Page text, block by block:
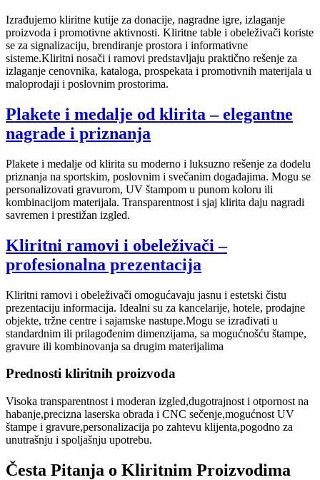
Izrađujemo kliritne kutije za donacije, nagradne igre, izlaganje
proizvoda i promotivne aktivnosti. Kliritne table i obeleživači koriste
se za signalizaciju, brendiranje prostora i informativne
sisteme.Kliritni nosači i ramovi predstavljaju praktično rešenje za
izlaganje cenovnika, kataloga, prospekata i promotivnih materijala u
maloprodaji i poslovnim prostorima.
Plakete i medalje od klirita – elegantne
nagrade i priznanja
Plakete i medalje od klirita su moderno i luksuzno rešenje za dodelu
priznanja na sportskim, poslovnim i svečanim događajima. Mogu se
personalizovati gravurom, UV štampom u punom koloru ili
kombinacijom materijala. Transparentnost i sjaj klirita daju nagradi
savremen i prestižan izgled.
Kliritni ramovi i obeleživači –
profesionalna prezentacija
Kliritni ramovi i obeleživači omogućavaju jasnu i estetski čistu
prezentaciju informacija. Idealni su za kancelarije, hotele, prodajne
objekte, tržne centre i sajamske nastupe.Mogu se izrađivati u
standardnim ili prilagođenim dimenzijama, sa mogućnošću štampe,
gravure ili kombinovanja sa drugim materijalima
Prednosti kliritnih proizvoda
Visoka transparentnost i moderan izgled,dugotrajnost i otpornost na
habanje,precizna laserska obrada i CNC sečenje,mogućnost UV
štampe i gravure,personalizacija po zahtevu klijenta,pogodno za
unutrašnju i spoljašnju upotrebu.
Česta Pitanja o Kliritnim Proizvodima